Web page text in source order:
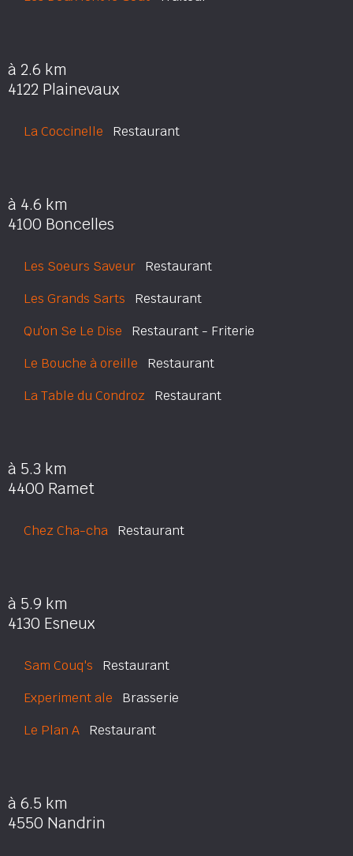
à 2.6 km
4122 Plainevaux
La Coccinelle Restaurant
à 4.6 km
4100 Boncelles
Les Soeurs Saveur Restaurant
Les Grands Sarts Restaurant
Qu'on Se Le Dise Restaurant - Friterie
Le Bouche à oreille Restaurant
La Table du Condroz Restaurant
à 5.3 km
4400 Ramet
Chez Cha-cha Restaurant
à 5.9 km
4130 Esneux
Sam Couq's Restaurant
Experiment ale Brasserie
Le Plan A Restaurant
à 6.5 km
4550 Nandrin